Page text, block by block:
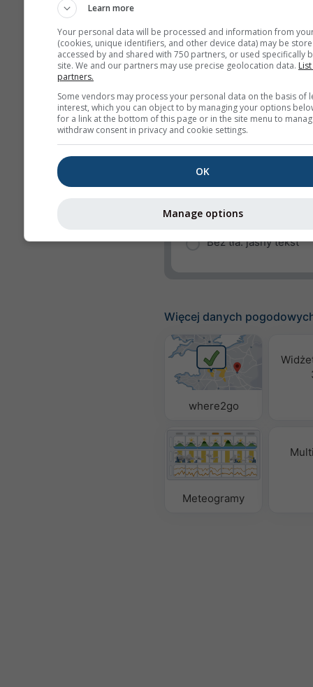
Indeks UV
Wilgotność względna
Prawdopodobieństwo
opadów
Ciśnienie
Bez tła: jasny tekst
Więcej danych
where2go
Meteogramy
Learn more
Your personal data will be processed and information from
(cookies, unique identifiers, and other device data) may be
accessed by and shared with 750 partners, or used specifically
site. We and our partners may use precise geolocation data.
partners.
Some vendors may process your personal data on the basis of
interest, which you can object to by managing your options
for a link at the bottom of this page or in the site menu to
withdraw consent in privacy and cookie settings.
OK
Manage options